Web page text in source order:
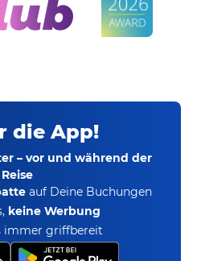
die App!
– vor und während der
Reise
auf Deine Buchungen
keine Werbung
immer griffbereit